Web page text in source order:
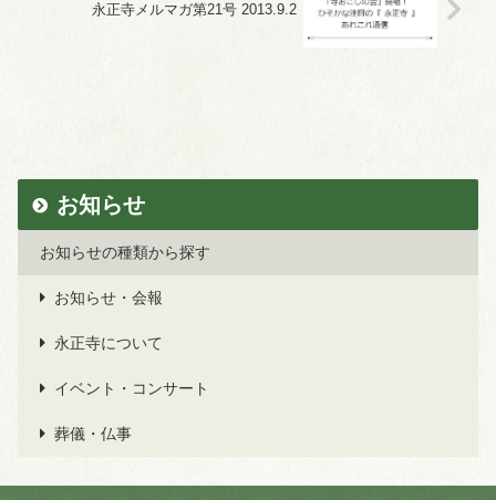
永正寺メルマガ第21号 2013.9.2
お知らせ
お知らせの種類から探す
お知らせ・会報
永正寺について
イベント・コンサート
葬儀・仏事